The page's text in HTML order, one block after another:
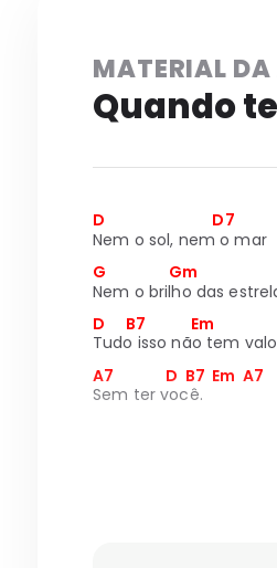
MATERIAL
Quando
D                               D7
Nem o sol, nem o mar
G                  Gm
Nem o brilho das
D      B7             Em
Tudo isso não tem
A7               D  B7  Em  A7
Sem ter você.